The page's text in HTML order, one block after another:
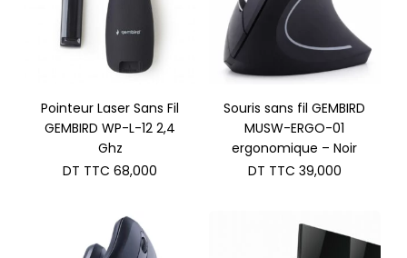
Pointeur Laser Sans Fil
GEMBIRD WP-L-12 2,4
Ghz
DT TTC 68,000
Souris sans fil GEMBIRD
MUSW-ERGO-01
ergonomique – Noir
DT TTC 39,000